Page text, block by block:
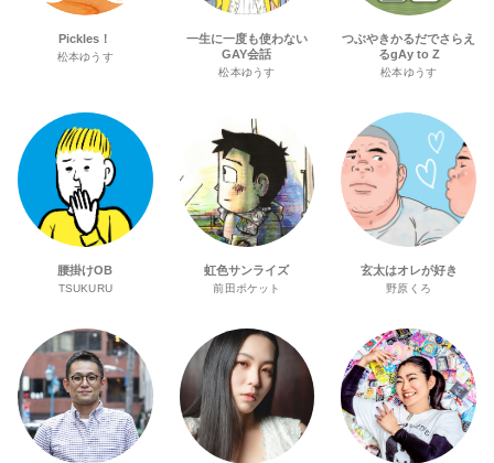
Pickles！
松本ゆうす
一生に一度も使わない
GAY会話
松本ゆうす
つぶやきかるだでさらえ
るgAy to Z
松本ゆうす
腰掛けOB
TSUKURU
虹色サンライズ
前田ポケット
玄太はオレが好き
野原くろ